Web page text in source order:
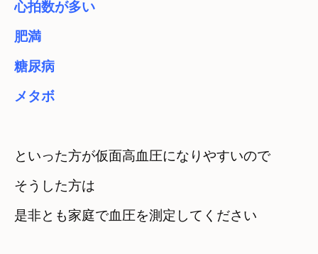
肥満
糖尿病
メタボ
といった方が仮面高血圧になりやすいので
そうした方は
是非とも家庭で血圧を測定してください